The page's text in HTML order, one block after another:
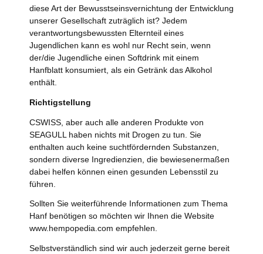
diese Art der Bewusstseinsvernichtung der Entwicklung
unserer Gesellschaft zuträglich ist? Jedem
verantwortungsbewussten Elternteil eines
Jugendlichen kann es wohl nur Recht sein, wenn
der/die Jugendliche einen Softdrink mit einem
Hanfblatt konsumiert, als ein Getränk das Alkohol
enthält.
Richtigstellung
CSWISS, aber auch alle anderen Produkte von
SEAGULL haben nichts mit Drogen zu tun. Sie
enthalten auch keine suchtfördernden Substanzen,
sondern diverse Ingredienzien, die bewiesenermaßen
dabei helfen können einen gesunden Lebensstil zu
führen.
Sollten Sie weiterführende Informationen zum Thema
Hanf benötigen so möchten wir Ihnen die Website
www.hempopedia.com empfehlen.
Selbstverständlich sind wir auch jederzeit gerne bereit